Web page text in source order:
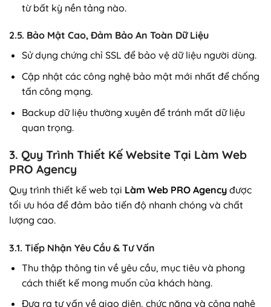
từ bất kỳ nền tảng nào.
2.5. Bảo Mật Cao, Đảm Bảo An Toàn Dữ Liệu
Sử dụng chứng chỉ SSL để bảo vệ dữ liệu người dùng.
Cập nhật các công nghệ bảo mật mới nhất để chống
tấn công mạng.
Backup dữ liệu thường xuyên để tránh mất dữ liệu
quan trọng.
3. Quy Trình Thiết Kế Website Tại Làm Web
PRO Agency
Quy trình thiết kế web tại Làm Web PRO Agency được
tối ưu hóa để đảm bảo tiến độ nhanh chóng và chất
lượng cao.
3.1. Tiếp Nhận Yêu Cầu & Tư Vấn
Thu thập thông tin về yêu cầu, mục tiêu và phong
cách thiết kế mong muốn của khách hàng.
Đưa ra tư vấn về giao diện, chức năng và công nghệ